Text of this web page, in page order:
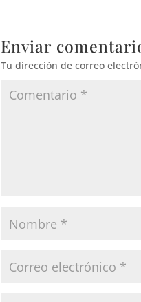
Enviar
Tu dirección de correo